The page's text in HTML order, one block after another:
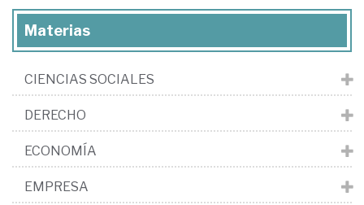
Materias
CIENCIAS SOCIALES
DERECHO
ECONOMÍA
EMPRESA